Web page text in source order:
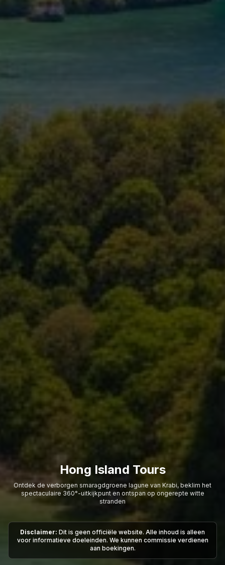
Hong Island Tours
Ontdek de verborgen smaragdgroene lagune van Krabi, beklim het
spectaculaire 360°-uitkijkpunt en ontspan op ongerepte witte
stranden
Disclaimer: Dit is geen officiële website. Alle inhoud is alleen
voor informatieve doeleinden. We kunnen commissie verdienen
aan boekingen.